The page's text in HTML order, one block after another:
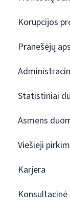
Korupcijos
Pranešėjų
Statistiniai
Asmens
Viešieji
Karjera